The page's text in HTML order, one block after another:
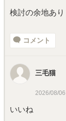
検討の余地あり
コメント
三毛猫
2026/08/
いいね